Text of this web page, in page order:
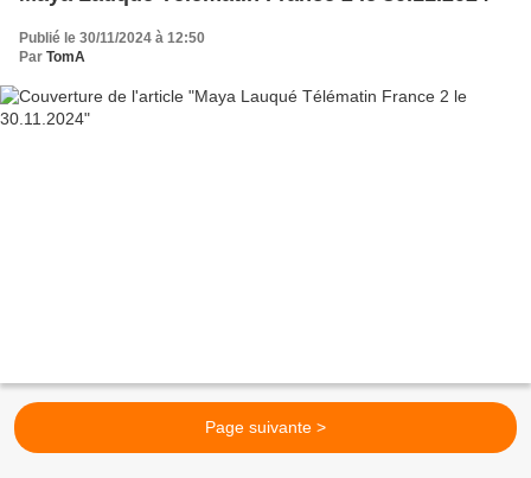
Publié le 30/11/2024 à 12:50
Par TomA
Page suivante >